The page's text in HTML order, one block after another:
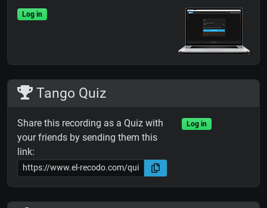
Log in
Tango Quiz
Share this recording as a Quiz with
your friends by sending them this
link:
Log in